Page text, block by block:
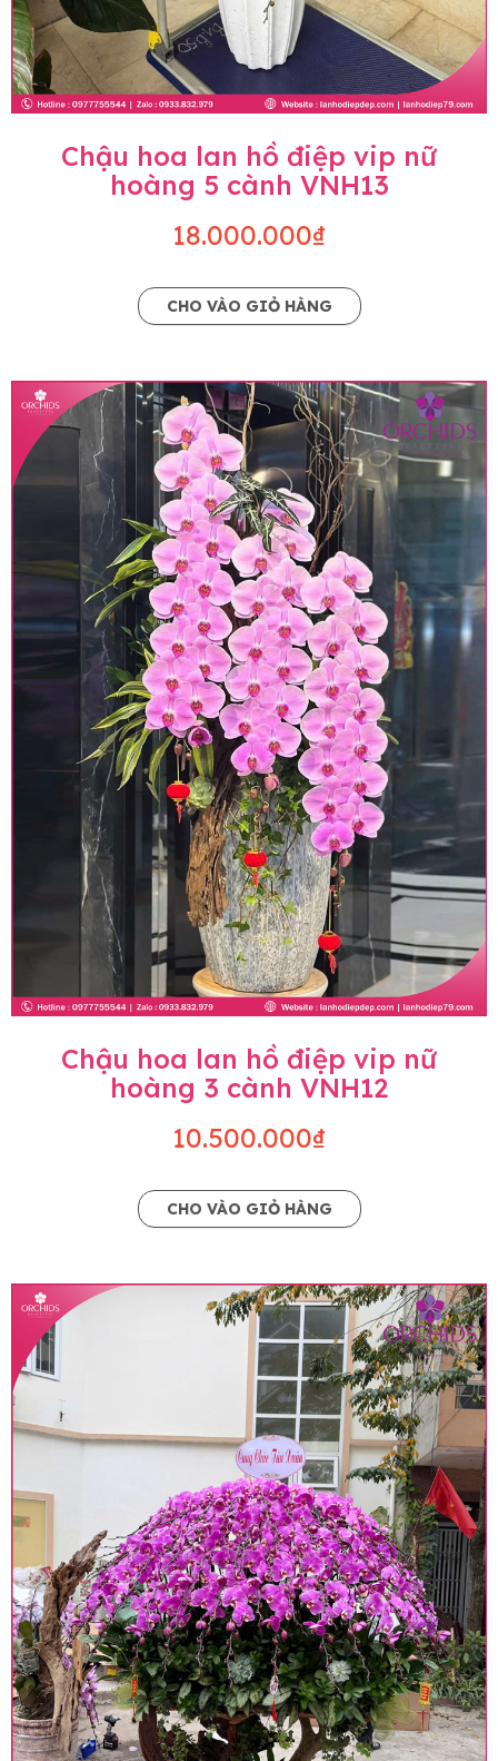
Chậu hoa lan hồ điệp vip nữ
hoàng 5 cành VNH13
18.000.000₫
CHO VÀO GIỎ HÀNG
Chậu hoa lan hồ điệp vip nữ
hoàng 3 cành VNH12
10.500.000₫
CHO VÀO GIỎ HÀNG